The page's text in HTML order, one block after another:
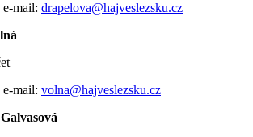
mail: drapelova@hajveslezsku.cz
mail: volna@hajveslezsku.cz